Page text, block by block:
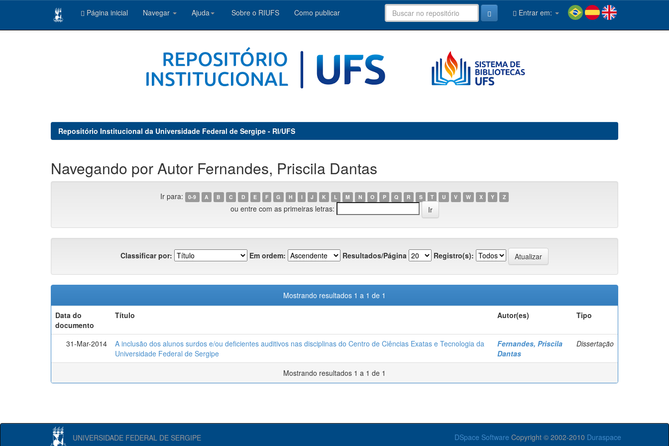
Página inicial Navegar Ajuda Sobre o RIUFS Como publicar Entrar em:
Repositório Institucional da Universidade Federal de Sergipe - RI/UFS
Navegando por Autor Fernandes, Priscila Dantas
Ir para: 0-9 A B C D E F G H I J K L M N O P Q R S T U V W X Y Z
ou entre com as primeiras letras:
Classificar por: Em ordem: Resultados/Página Registro(s):
Mostrando resultados 1 a 1 de 1
Data do
documento
Título Autor(es) Tipo
31-Mar-2014
A inclusão dos alunos surdos e/ou deficientes auditivos nas disciplinas do Centro de Ciências Exatas e Tecnologia da
Universidade Federal de Sergipe
Fernandes, Priscila
Dantas
Dissertação
Mostrando resultados 1 a 1 de 1
UNIVERSIDADE FEDERAL DE SERGIPE DSpace Software Copyright © 2002-2010 Duraspace